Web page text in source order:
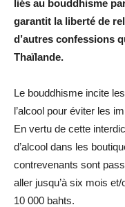
liés au bouddhisme
garantit la liberté de
d’autres confessions
Thaïlande.
Le bouddhisme incite
l’alcool pour éviter les
En vertu de cette
d’alcool dans les
contrevenants sont
aller jusqu’à six mois et/
10 000 bahts.